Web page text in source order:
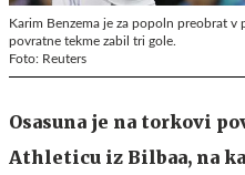
Karim Benzema je za popoln preobrat
povratne tekme zabil tri gole.
Foto: Reuters
Osasuna je na torkovi
Athleticu iz Bilbaa, na